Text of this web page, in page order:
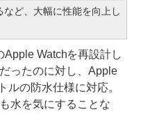
ど、大幅に性能を向上し
Watchを再設計し
ったのに対し、Apple
ルの防水仕様に対応。
水を気にすることな